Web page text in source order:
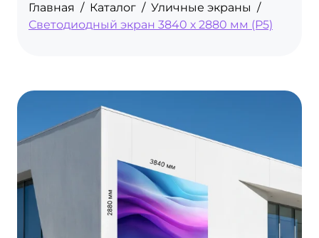
Главная Каталог
Уличные экраны
Светодиодный экран 3840 х 2880 мм (Р5)